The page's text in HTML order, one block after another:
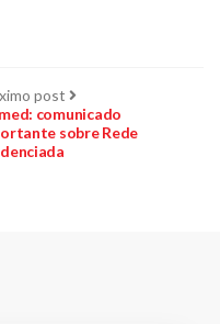
post Próximo
post:
comunicado
sobre Rede